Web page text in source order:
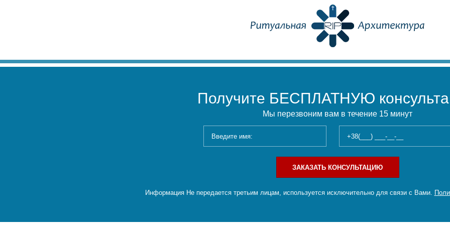
Получите БЕСПЛАТНУЮ
Мы перезвоним вам в течение 15 минут
ЗАКАЗАТЬ КОНСУЛЬТАЦИЮ
Информация Не передается третьим лицам, используется исключительно для связи с Вами.